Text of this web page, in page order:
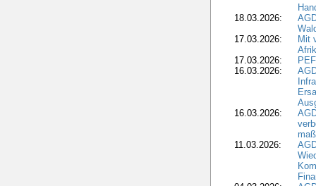
18.03.2026:
17.03.2026:
Mit
17.03.2026:
16.03.2026:
16.03.2026:
11.03.2026: